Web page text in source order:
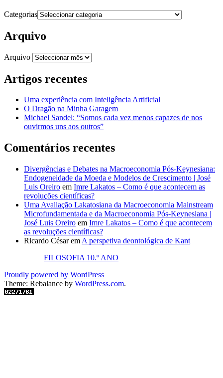
Categorias
Arquivo
Arquivo
Artigos recentes
Uma experiência com Inteligência Artificial
O Dragão na Minha Garagem
Michael Sandel: “Somos cada vez menos capazes de nos
ouvirmos uns aos outros”
Comentários recentes
Divergências e Debates na Macroeconomia Pós-Keynesiana:
Endogeneidade da Moeda e Modelos de Crescimento | José
Luis Oreiro em Imre Lakatos – Como é que acontecem as
revoluções científicas?
Uma Avaliação Lakatosiana da Macroeconomia Mainstream
Microfundamentada e da Macroeconomia Pós-Keynesiana |
José Luis Oreiro em Imre Lakatos – Como é que acontecem
as revoluções científicas?
Ricardo Césarem A perspetiva deontológica de Kant
FILOSOFIA 10.º ANO
Proudly powered by WordPress
Theme: Rebalance by WordPress.com.